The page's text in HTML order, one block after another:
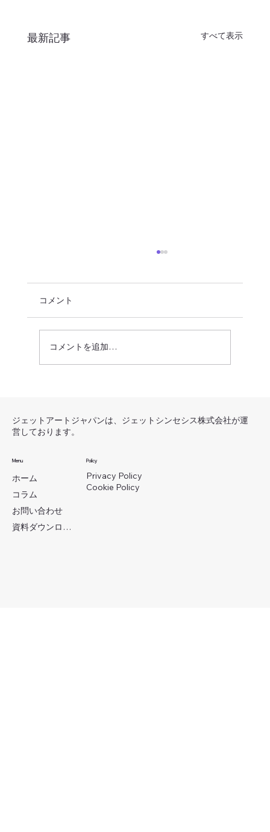
最新記事 すべて表示
コメント
コメントを追加…
ジェットアートジャパンは、ジェットシンセシス株式会社が運
営しております。
Menu
ホーム
コラム
お問い合わせ
資料ダウンロード
Policy
Privacy Policy
Cookie Policy